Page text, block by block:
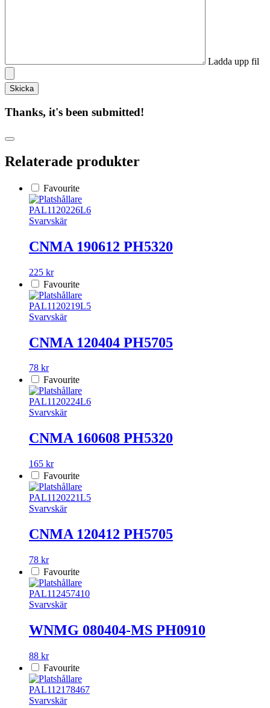
Ladda upp fil
Thanks, it's been submitted!
Relaterade produkter
Favourite
PAL1120226L6
Svarvskär
CNMA 190612 PH5320
225 kr
Favourite
PAL1120219L5
Svarvskär
CNMA 120404 PH5705
78 kr
Favourite
PAL1120224L6
Svarvskär
CNMA 160608 PH5320
165 kr
Favourite
PAL1120221L5
Svarvskär
CNMA 120412 PH5705
78 kr
Favourite
PAL112457410
Svarvskär
WNMG 080404-MS PH0910
88 kr
Favourite
PAL112178467
Svarvskär